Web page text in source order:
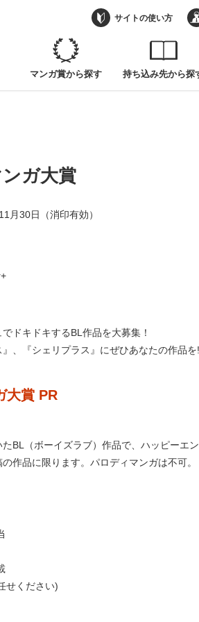
マンガ賞から探す 持ち込み先から探
サイトの使い方
ガ大賞
月30日（消印有効）
ドキドキするBL作品を大募集！
、『シェリプラス』にぜひあなたの作品を
大賞 PR
BL（ボーイズラブ）作品で、ハッピーエン
作品に限ります。パロディマンガは不可。
せください)